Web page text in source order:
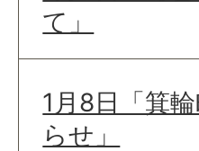
て」
1月8日「箕
らせ」